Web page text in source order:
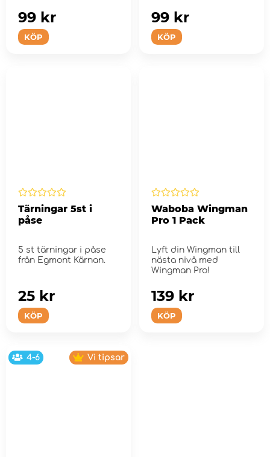
KÖP
99 kr
KÖP
99 kr
Tärningar 5st i
påse
5 st tärningar i påse
från Egmont Kärnan.
KÖP
25 kr
Waboba Wingman
Pro 1 Pack
Lyft din Wingman till
nästa nivå med
Wingman Pro!
KÖP
139 kr
4-6 Vi tipsar